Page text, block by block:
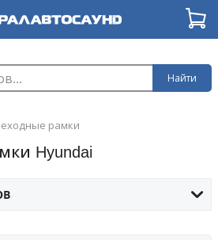
Найти
рамки
Hyundai